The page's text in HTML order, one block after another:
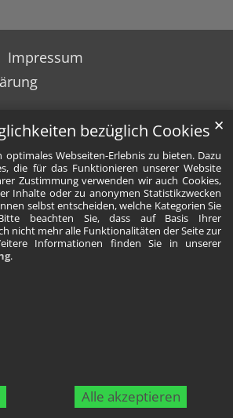
bezüglich Cookies
Webseiten-Erlebnis zu bieten. Dazu
die für das Funktionieren unserer Website
Zustimmung verwenden wir auch Cookies,
Inhalte oder zu anonymen Statistikzwecken
selbst entscheiden, welche Kategorien Sie
beachten Sie, dass auf Basis Ihrer
nicht mehr alle Funktionalitäten der Seite zur
Informationen finden Sie in unserer
.
Alle akzeptieren
✕
Impressum